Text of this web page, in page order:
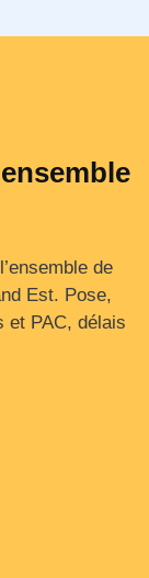
de
Est. Pose,
et PAC, délais